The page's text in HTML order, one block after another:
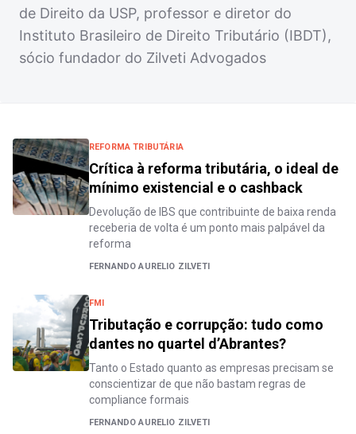
de Direito da USP, professor e diretor do
Instituto Brasileiro de Direito Tributário (IBDT),
sócio fundador do Zilveti Advogados
REFORMA TRIBUTÁRIA
Crítica à reforma tributária, o ideal de
mínimo existencial e o cashback
Devolução de IBS que contribuinte de baixa renda
receberia de volta é um ponto mais palpável da
reforma
FERNANDO AURELIO ZILVETI
FMI
Tributação e corrupção: tudo como
dantes no quartel d’Abrantes?
Tanto o Estado quanto as empresas precisam se
conscientizar de que não bastam regras de
compliance formais
FERNANDO AURELIO ZILVETI